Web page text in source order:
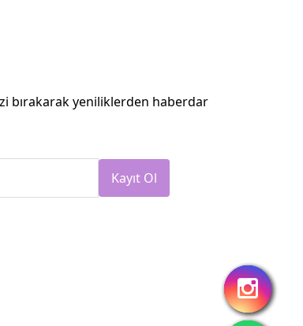
bırakarak yeniliklerden haberdar
Kayıt Ol